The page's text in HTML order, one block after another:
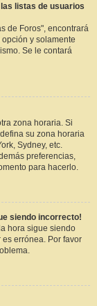
listas de usuarios
de Foros", encontrará
y solamente
Se le contará
zona horaria. Si
su zona horaria
Sydney, etc.
preferencias,
para hacerlo.
siendo incorrecto!
hora sigue siendo
errónea. Por favor